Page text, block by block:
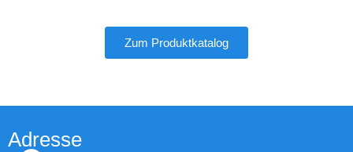
Zum Produktkatalog
Adresse